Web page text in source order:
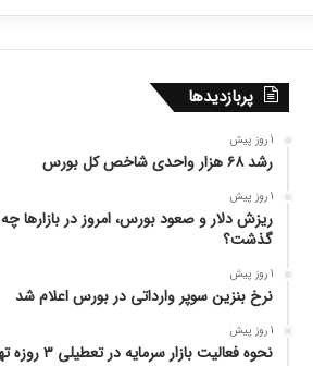
پربازدیدها
1 روز پیش
رشد ۶۸ هزار واحدی شاخص کل بورس
1 روز پیش
ریزش دلار و صعود بورس، امروز در بازارها چه
گذشت؟
1 روز پیش
نرخ بنزین سوپر وارداتی در بورس اعلام شد
1 روز پیش
نحوه فعالیت بازار سرمایه در تعطیلی ۳ روزه تهران